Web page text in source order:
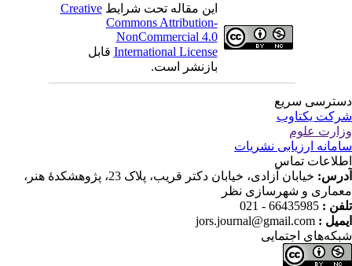
این مقاله تحت شرایط Creative
Commons Attribution-
NonCommercial 4.0
International Licenseقابل
بازنشر است.
سریع
نشریات
تماس
خیابان آزادی، خیابان دکتر قریب، پلاک 23، پژوهشکدۀ هنر،
و شهرسازی نظر
66435985 -
اجتمایی